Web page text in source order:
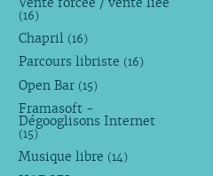
(16)
Chapril (16)
Parcours libriste (16)
Open Bar (15)
Framasoft -
Dégooglisons Internet
(15)
Musique libre (14)